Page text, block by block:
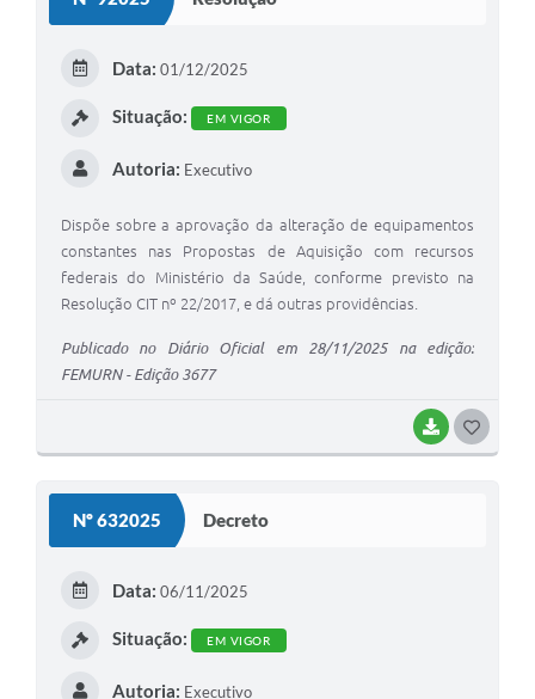
BAIXAR
Data: 01/12/2025
Situação: EM VIGOR
Autoria: Executivo
Dispõe sobre a aprovação da alteração de equipamentos
constantes nas Propostas de Aquisição com recursos
federais do Ministério da Saúde, conforme previsto na
Resolução CIT nº 22/2017, e dá outras providências.
Publicado no Diário Oficial em 28/11/2025 na edição:
FEMURN - Edição 3677
Nº 632025 Decreto
Data: 06/11/2025
Situação: EM VIGOR
Autoria: Executivo